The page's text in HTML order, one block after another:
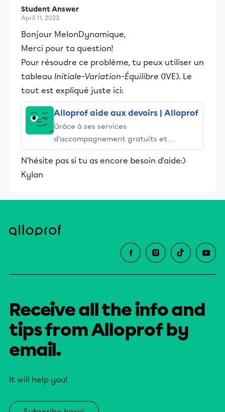
Student Answer
April 11, 2023
Bonjour MelonDynamique,
Merci pour ta question!
Pour résoudre ce problème, tu peux utiliser un
tableau Initiale-Variation-Équilibre (IVE). Le
tout est expliqué juste ici:
Alloprof aide aux devoirs | Alloprof
Grâce à ses services
d’accompagnement gratuits et
stimulants, Alloprof engage les élèves
et leurs parents dans la réussite
N'hésite pas si tu as encore besoin d'aide:)
Kylan
Receive all the info and
tips from Alloprof by
email.
It will help you!